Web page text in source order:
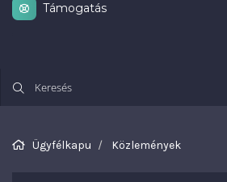
Támogatás
Ügyfélkapu Közlemények